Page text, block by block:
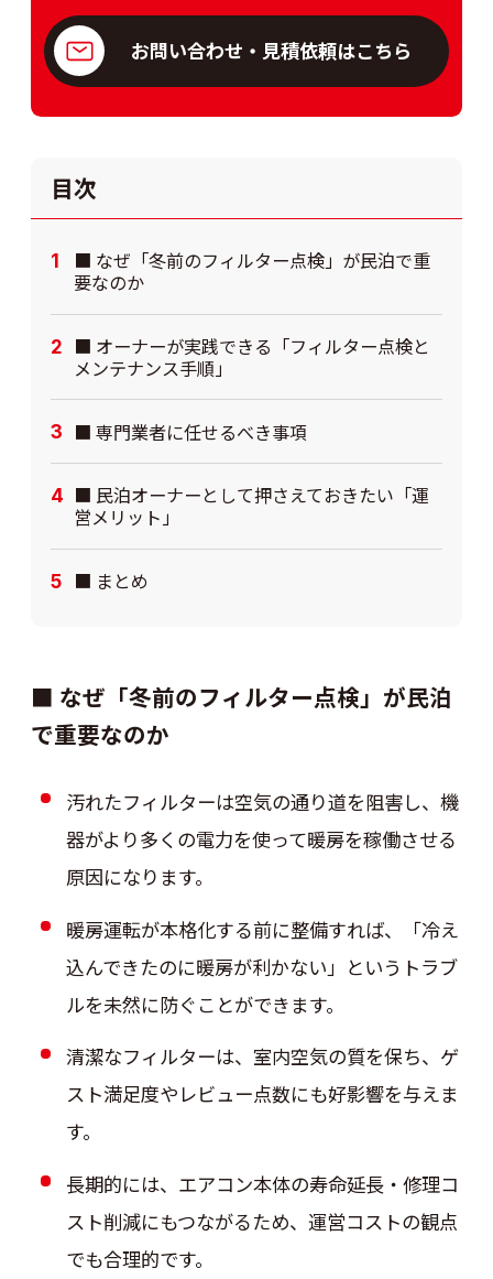
お問い合わせ・見積依頼はこちら
目次
■ なぜ「冬前のフィルター点検」が民泊で重
要なのか
■ オーナーが実践できる「フィルター点検と
メンテナンス手順」
■ 専門業者に任せるべき事項
■ 民泊オーナーとして押さえておきたい「運
営メリット」
■ まとめ
■ なぜ「冬前のフィルター点検」が民泊
で重要なのか
汚れたフィルターは空気の通り道を阻害し、機
器がより多くの電力を使って暖房を稼働させる
原因になります。
暖房運転が本格化する前に整備すれば、「冷え
込んできたのに暖房が利かない」というトラブ
ルを未然に防ぐことができます。
清潔なフィルターは、室内空気の質を保ち、ゲ
スト満足度やレビュー点数にも好影響を与えま
す。
長期的には、エアコン本体の寿命延長・修理コ
スト削減にもつながるため、運営コストの観点
でも合理的です。